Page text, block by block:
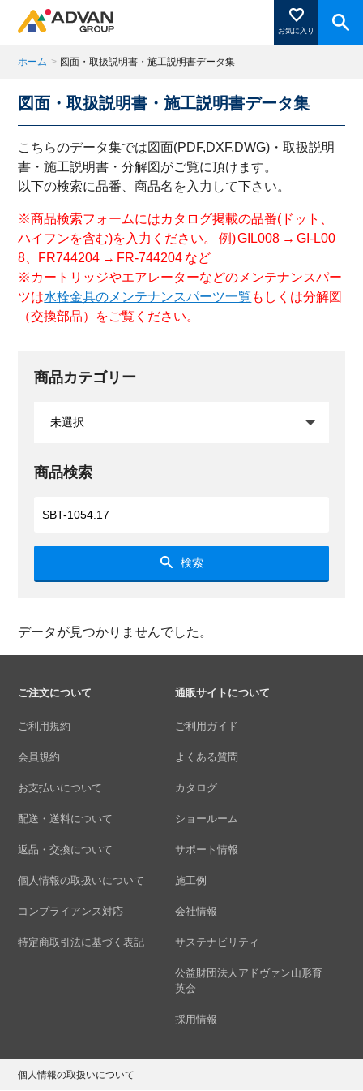
お気に入り
商品ページにある「お気に入り登録」を押すと登録した
商品がここに表示されます。
ホーム > 図面・取扱説明書・施工説明書データ集
図面・取扱説明書・施工説明書データ集
こちらのデータ集では図面(PDF,DXF,DWG)・取扱説明
書・施工説明書・分解図がご覧に頂けます。
以下の検索に品番、商品名を入力して下さい。
※商品検索フォームにはカタログ掲載の品番(ドット、
ハイフンを含む)を入力ください。 例) GIL008 → GI-L00
8、FR744204 → FR-744204 など
※カートリッジやエアレーターなどのメンテナンスパー
ツは水栓金具のメンテナンスパーツ一覧 もしくは分解図
（交換部品）をご覧ください。
商品カテゴリー
商品検索
検索
データが見つかりませんでした。
ご注文について
ご利用規約
会員規約
お支払いについて
配送・送料について
返品・交換について
個人情報の取扱いについて
コンプライアンス対応
特定商取引法に基づく表記
通販サイトについて
ご利用ガイド
よくある質問
カタログ
ショールーム
サポート情報
施工例
会社情報
サステナビリティ
公益財団法人アドヴァン山形育
英会
採用情報
個人情報の取扱いについて